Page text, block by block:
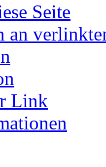
Seite
an
Link